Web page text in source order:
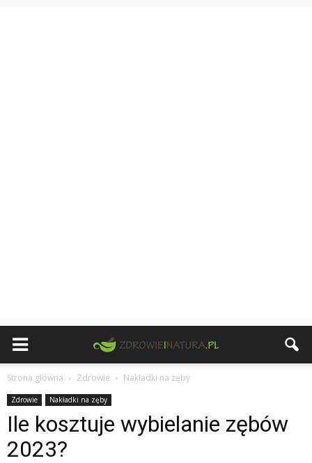
Strona główna Zdrowie Nakładki na zęby
Zdrowie Nakładki na zęby
Ile kosztuje wybielanie zębów
2023?